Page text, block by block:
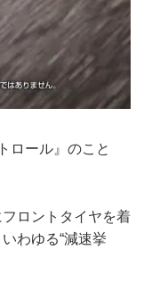
ロール』のこと
ロントタイヤを着
わゆる“減速挙